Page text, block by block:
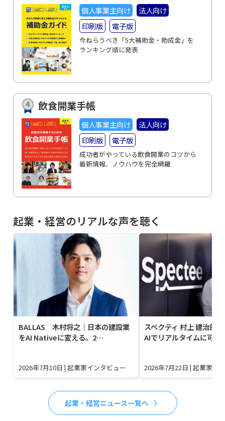
個人事業主向け
法人向け
印刷版
電子版
今ねらうべき「5大補助金・助成金」を
ランキング順に発表
飲食開業手帳
個人事業主向け
法人向け
印刷版
電子版
成功者がやっている飲食開業のコツから
最新情報、ノウハウを完全網羅
起業・経営のリアルな声を聴く
BALLAS 木村将之｜日本の建設業
をAI Nativeに変える。2…
2026年7月10日 | 起業家インタビュー
スペクティ 村上 建治郎
AIでリアルタイムに可
2026年7月22日 | 起業家イ
起業・経営ニュース一覧へ